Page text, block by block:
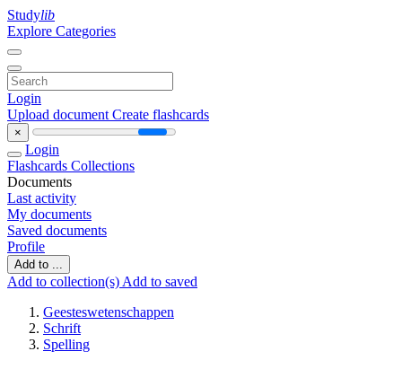
Studylib
Explore Categories
Login
Upload document Create flashcards
×
Login
Flashcards Collections
Documents
Last activity
My documents
Saved documents
Profile
Add to ...
Add to collection(s) Add to saved
Geesteswetenschappen
Schrift
Spelling